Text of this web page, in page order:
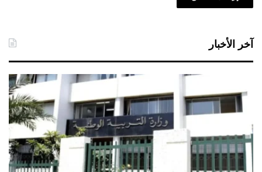
آخر الأخبار